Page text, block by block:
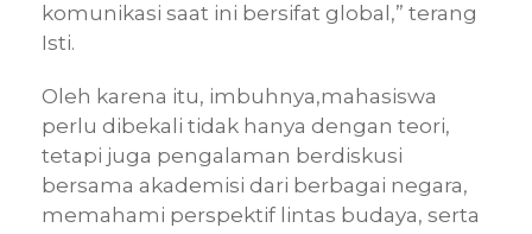
komunikasi saat ini bersifat global,” terang
Isti.
Oleh karena itu, imbuhnya,mahasiswa
perlu dibekali tidak hanya dengan teori,
tetapi juga pengalaman berdiskusi
bersama akademisi dari berbagai negara,
memahami perspektif lintas budaya, serta